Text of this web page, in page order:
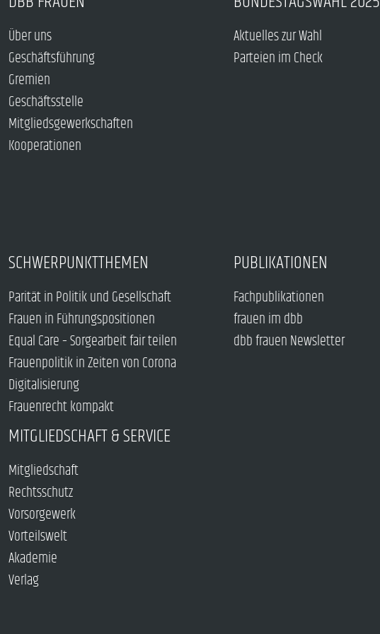
Über uns
Geschäftsführung
Gremien
Geschäftsstelle
Mitgliedsgewerkschaften
Kooperationen
Aktuelles zur Wahl
Parteien im Check
SCHWERPUNKTTHEMEN
Parität in Politik und Gesellschaft
Frauen in Führungspositionen
Equal Care – Sorgearbeit fair teilen
Frauenpolitik in Zeiten von Corona
Digitalisierung
Frauenrecht kompakt
PUBLIKATIONEN
Fachpublikationen
frauen im dbb
dbb frauen Newsletter
MITGLIEDSCHAFT & SERVICE
Mitgliedschaft
Rechtsschutz
Vorsorgewerk
Vorteilswelt
Akademie
Verlag